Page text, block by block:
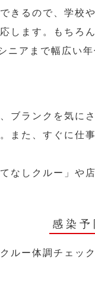
きるので、学
します。もちろ
ニアまで幅広い
ブランクを気に
また、すぐに仕
なしクルー」や
感染
ルー体調チェッ